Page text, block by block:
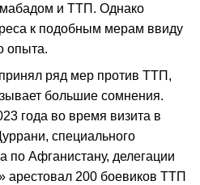
и ТТП. Однако
к подобным мерам ввиду
опыта.
ряд мер против ТТП,
большие сомнения.
года во время визита в
специального
по Афганистану, делегации
арестовал 200 боевиков ТТП